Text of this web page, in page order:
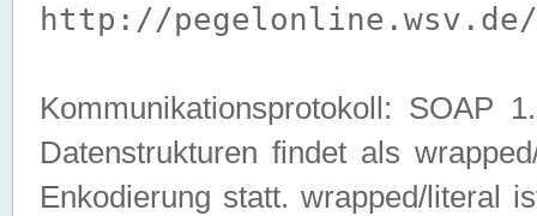
http://pegelonline.wsv.de/
Kommunikationsprotokoll: SOAP
Datenstrukturen findet als
Enkodierung statt. wrapped/literal